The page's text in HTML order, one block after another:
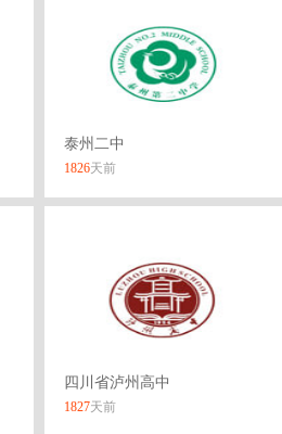
泰州二中
1826天前
四川省泸州高中
1827天前